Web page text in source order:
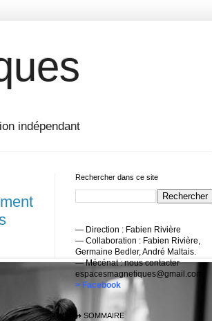
indépendant
Rechercher dans ce site
— Direction : Fabien Rivière
— Collaboration : Fabien Rivière,
Germaine Bedler, André Maltais.
— Mécénat : nous contacter
espacesmagnetiques@gmail.com
> Facebook
➜ SOMMAIRE